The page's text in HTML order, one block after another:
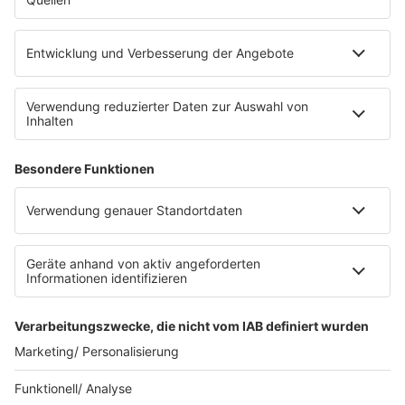
eröffnet. Direkt an der Medizinischen Klinik bietet es
E-Bikes über eine Photovoltaikanlage auf dem …
Impressum
Datenschutzerklärung
Datenschutzeinstellungen